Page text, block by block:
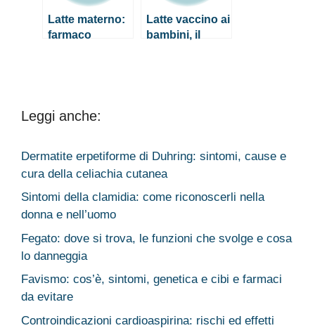
Latte materno:
farmaco
Latte vaccino ai
bambini, il
Leggi anche:
Dermatite erpetiforme di Duhring: sintomi, cause e
cura della celiachia cutanea
Sintomi della clamidia: come riconoscerli nella
donna e nell’uomo
Fegato: dove si trova, le funzioni che svolge e cosa
lo danneggia
Favismo: cos’è, sintomi, genetica e cibi e farmaci
da evitare
Controindicazioni cardioaspirina: rischi ed effetti